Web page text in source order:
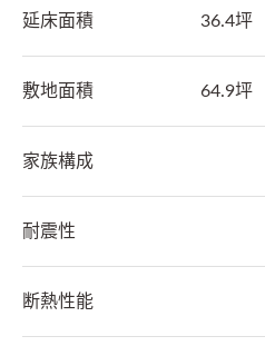
延床面積 36.4坪
敷地面積 64.9坪
家族構成
耐震性
断熱性能